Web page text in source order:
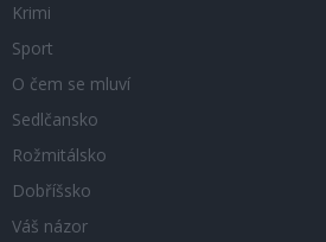
Krimi
Sport
O čem se mluví
Sedlčansko
Rožmitálsko
Dobříšsko
Váš názor